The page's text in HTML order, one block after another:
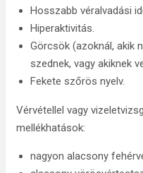
Hosszabb véralvadási
Hiperaktivitás.
Görcsök (azoknál, akik
szednek, vagy akiknek
Fekete szőrös nyelv.
Vérvétellel vagy
mellékhatások:
nagyon alacsony